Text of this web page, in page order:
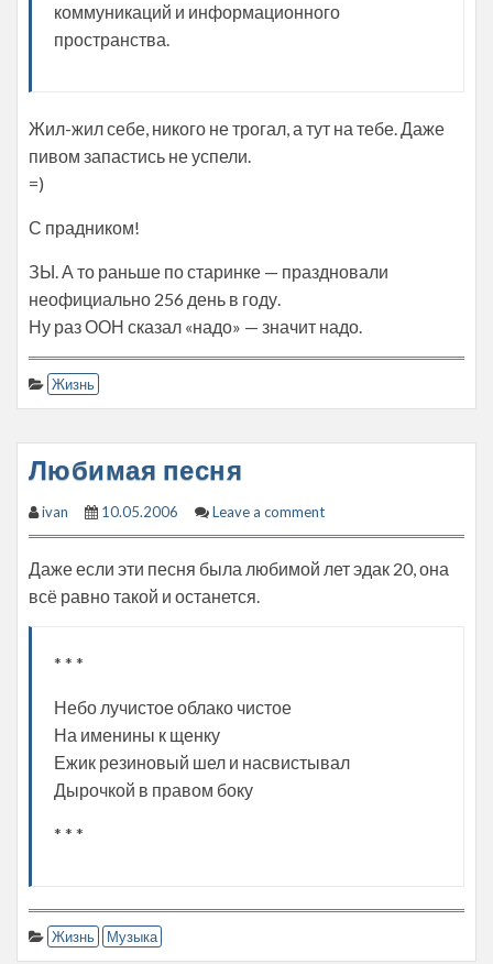
коммуникаций и информационного
пространства.
Жил-жил себе, никого не трогал, а тут на тебе. Даже
пивом запастись не успели.
=)
С прадником!
ЗЫ. А то раньше по старинке — праздновали
неофициально 256 день в году.
Ну раз ООН сказал «надо» — значит надо.
Жизнь
Любимая песня
ivan 10.05.2006 Leave a comment
Даже если эти песня была любимой лет эдак 20, она
всё равно такой и останется.
* * *
Небо лучистое облако чистое
На именины к щенку
Ежик резиновый шел и насвистывал
Дырочкой в правом боку
* * *
Жизнь Музыка